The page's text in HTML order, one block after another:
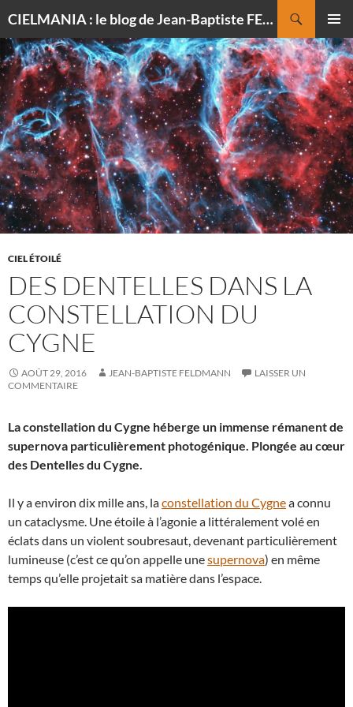
CIELMANIA : le blog de Jean-Baptiste FELDMANN, photographe du ciel
MENU
AU
CONTENU
CIEL ÉTOILÉ
DES DENTELLES DANS LA
CONSTELLATION DU
CYGNE
AOÛT 29, 2016 JEAN-BAPTISTE FELDMANN
LAISSER UN
COMMENTAIRE
La constellation du Cygne héberge un immense rémanent de
supernova particulièrement photogénique. Plongée au cœur
des Dentelles du Cygne.
Il y a environ dix mille ans, laconstellation du Cygnea connu
un cataclysme. Une étoile à l’agonie a littéralement volé en
éclats dans un violent soubresaut, devenant particulièrement
lumineuse (c’est ce qu’on appelle unesupernova) en même
temps qu’elle projetait sa matière dans l’espace.